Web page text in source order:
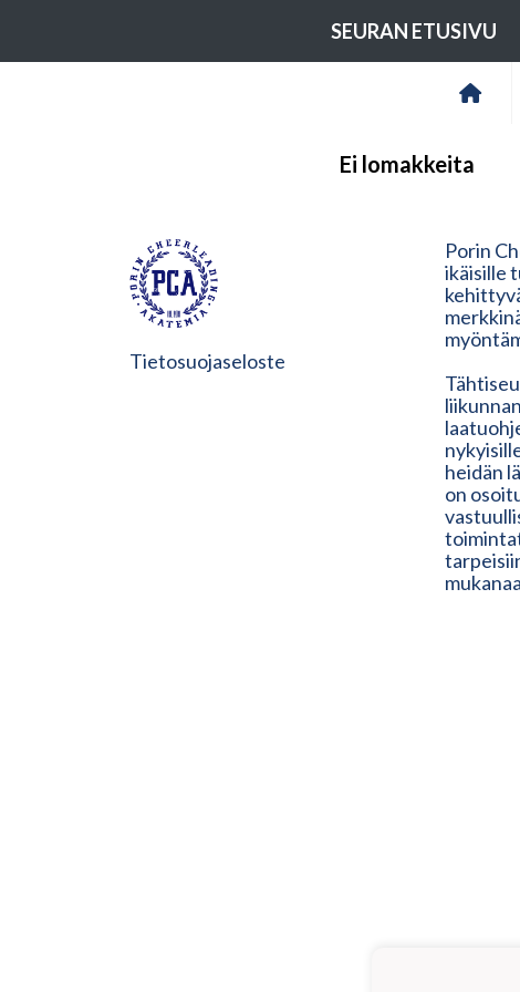
SEURAN ETUSIVU
Ei lomakkeita
Tietosuojaseloste
Porin
ikäisille
heidän
on